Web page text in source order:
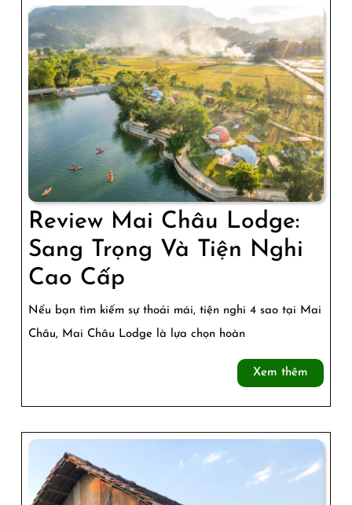
Xanh
Ở
Bản
Bước,
Xã
Bao
La
Review Mai Châu Lodge:
Sang Trọng Và Tiện Nghi
Cao Cấp
Mai
Châu
Tiện
Nếu bạn tìm kiếm sự thoải mái, tiện nghi 4 sao tại Mai
Châu, Mai Châu Lodge là lựa chọn hoàn
Xem thêm
thêm